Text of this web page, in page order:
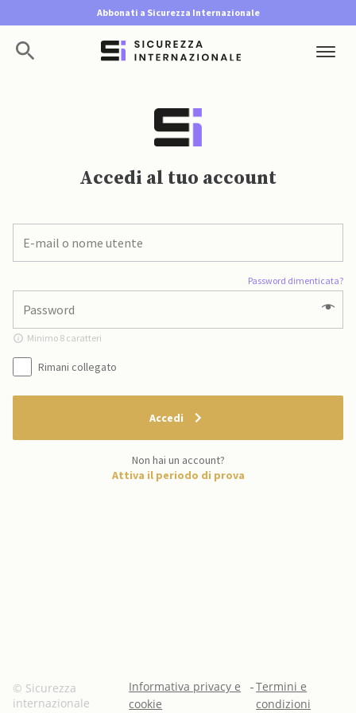
Abbonati a Sicurezza Internazionale
Accedi al tuo account
Password dimenticata?
Minimo 8 caratteri
Rimani collegato
Accedi
Non hai un account?
Attiva il periodo di prova
© Sicurezza
internazionale
Informativa privacy e
cookie
-Termini e
condizioni